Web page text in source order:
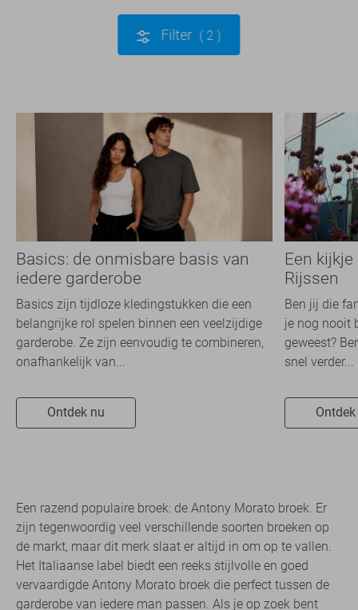
Filter 2
Basics: de onmisbare basis van
iedere garderobe
Basics zijn tijdloze kledingstukken die een
belangrijke rol spelen binnen een veelzijdige
garderobe. Ze zijn eenvoudig te combineren,
onafhankelijk van...
Ontdek nu
Een
Rijssen
Ben jij die
je nog nooit
geweest?
snel verder...
Een razend populaire broek: de Antony Morato broek. Er
zijn tegenwoordig veel verschillende soorten broeken op
de markt, maar dit merk slaat er altijd in om op te vallen.
Het Italiaanse label biedt een reeks stijlvolle en goed
vervaardigde Antony Morato broek die perfect tussen de
garderobe van iedere man passen. Als je op zoek bent